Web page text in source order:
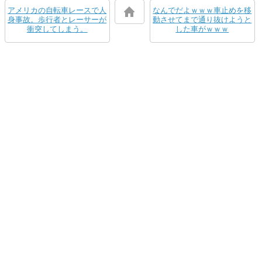
アメリカの自転車レースで人
身事故。歩行者とレーサーが
衝突してしまう。
なんでだよｗｗｗ車止めを移
動させてまで通り抜けようと
した車がｗｗｗ